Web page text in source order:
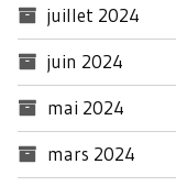
juillet 2024
juin 2024
mai 2024
mars 2024